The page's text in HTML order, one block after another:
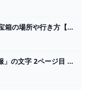
ウオ谷の洞窟のマヨイや宝箱の場所や行き方【ティアキン】 とあるゲームブログの軌跡
そして、アートブックに「夢見の勇者服」の文字 2ページ目 Game*Spark 国内・海外ゲーム情報サイト ゼルダの伝説 2024